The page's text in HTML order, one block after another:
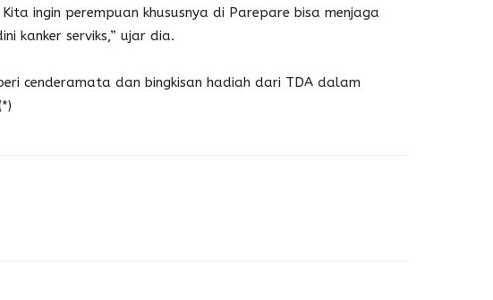
ingin perempuan khususnya di Parepare bisa menjaga
kanker serviks,” ujar dia.
cenderamata dan bingkisan hadiah dari TDA dalam